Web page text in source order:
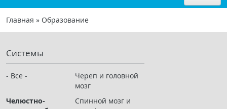
НОВОЕ НА САЙТЕ
СООБЩЕСТВО
Клинические наблюдения
Вы здесь
Главная » Образование
Системы
- Все -
Череп и головной
мозг
Челюстно-
Спинной мозг и